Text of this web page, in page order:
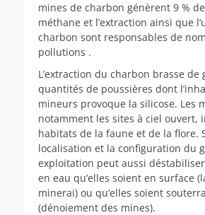
mines de charbon génèrent 9 %
méthane et l’extraction ainsi que
charbon sont responsables de
pollutions .
L’extraction du charbon brasse de
quantités de poussières dont
mineurs provoque la silicose. Les
notamment les sites à ciel ouvert,
habitats de la faune et de la flore.
localisation et la configuration du
exploitation peut aussi
en eau qu’elles soient en surface
minerai) ou qu’elles soient
(dénoiement des mines).